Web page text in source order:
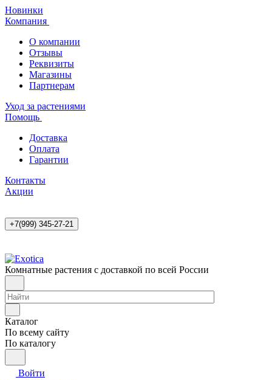
Новинки
Компания
О компании
Отзывы
Реквизиты
Магазины
Партнерам
Уход за растениями
Помощь
Доставка
Оплата
Гарантии
Контакты
Акции
+7(999) 345-27-21
Комнатные растения с доставкой по всей России
Каталог
По всему сайту
По каталогу
Войти